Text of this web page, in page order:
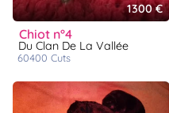
1300 €
chiot n°4
Du Clan De La Vallée
60400 cuts